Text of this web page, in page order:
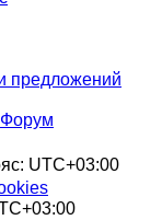
предложений
Форум
UTC+03:00